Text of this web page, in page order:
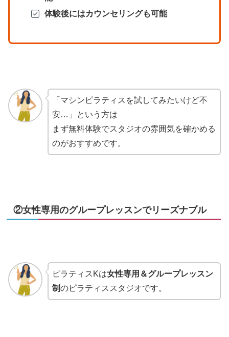
体験後にはカウンセリングも可能
「マシンピラティスを試してみたいけど不
安…」という方は
まず無料体験でスタジオの雰囲気を確かめる
のがおすすめです。
②女性専用のグループレッスンでリーズナブル
ピラティスKは女性専用＆グループレッスン
制のピラティススタジオです。